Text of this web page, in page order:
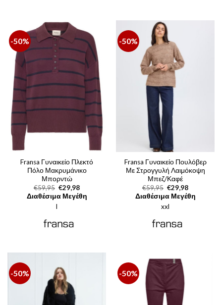
-50%
Fransa Γυναικείο Πλεκτό
Πόλο Μακρυμάνικο
Μπορντώ
€59,95 Original
price
was:
€29,98Η
τρέχουσα
τιμή
Διαθέσιμα Μεγέθη
l
-50%
Fransa Γυναικείο Πουλόβερ
Με Στρογγυλή Λαιμόκοψη
Μπεζ/Καφέ
€59,95 Original
price
was:
€59,95.
€29,98Η
τρέχουσα
τιμή
Διαθέσιμα Μεγέθη
xxl
-50% -50%